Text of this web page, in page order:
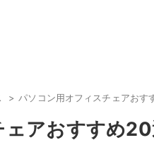
パソコン用オフィスチェアおす
アおすすめ20